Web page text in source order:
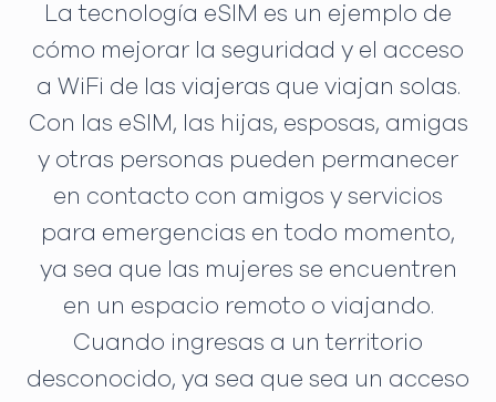
La tecnología eSIM es un ejemplo de
cómo mejorar la seguridad y el acceso
a WiFi de las viajeras que viajan solas.
Con las eSIM, las hijas, esposas, amigas
y otras personas pueden permanecer
en contacto con amigos y servicios
para emergencias en todo momento,
ya sea que las mujeres se encuentren
en un espacio remoto o viajando.
Cuando ingresas a un territorio
desconocido, ya sea que sea un acceso